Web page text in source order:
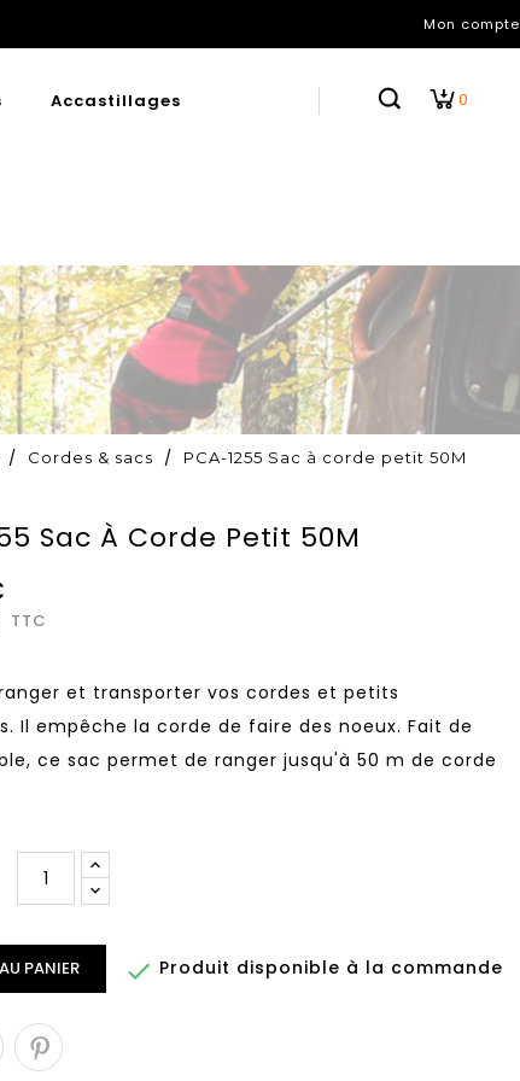
Mon compte
0
Accastillages
Cordes & sacs PCA-1255 Sac à corde petit 50M
Sac À Corde Petit 50M
TTC
et transporter vos cordes et petits
Il empêche la corde de faire des noeux. Fait de
ce sac permet de ranger jusqu'à 50 m de corde
PANIER  Produit disponible à la commande